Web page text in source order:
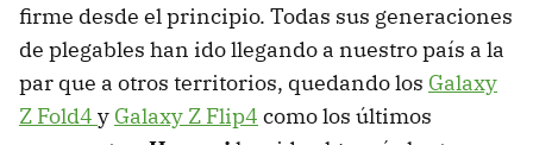
firme desde el principio. Todas sus generaciones
de plegables han ido llegando a nuestro país a la
par que a otros territorios, quedando los Galaxy
Z Fold4 y Galaxy Z Flip4 como los últimos